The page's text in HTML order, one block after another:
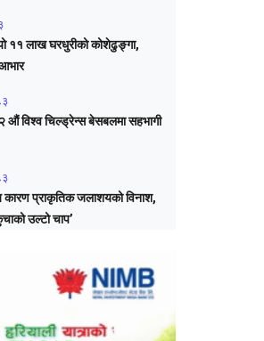
११ लाख घरधुरीको कोशेढुङ्गा,
औं विश्व चिल्ड्रेन्स बेसबलमा सहभागी
कारण प्राकृतिक जलाशयको विनाश,
उल्टो चाप’